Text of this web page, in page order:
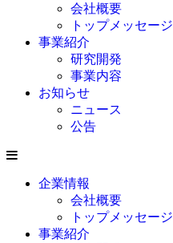
会社概要
トップメッセージ
事業紹介
研究開発
事業内容
お知らせ
ニュース
公告
企業情報
会社概要
トップメッセージ
事業紹介